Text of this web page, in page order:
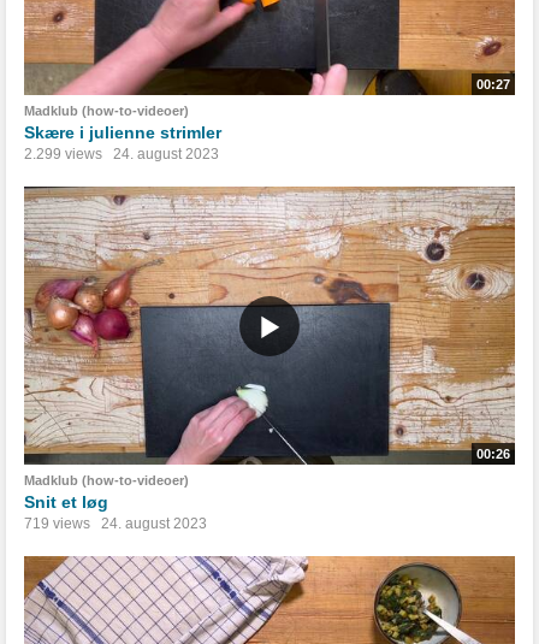
00:27
Madklub (how-to-videoer)
Skære i julienne strimler
2.299 views 24. august 2023
00:26
Madklub (how-to-videoer)
Snit et løg
719 views 24. august 2023